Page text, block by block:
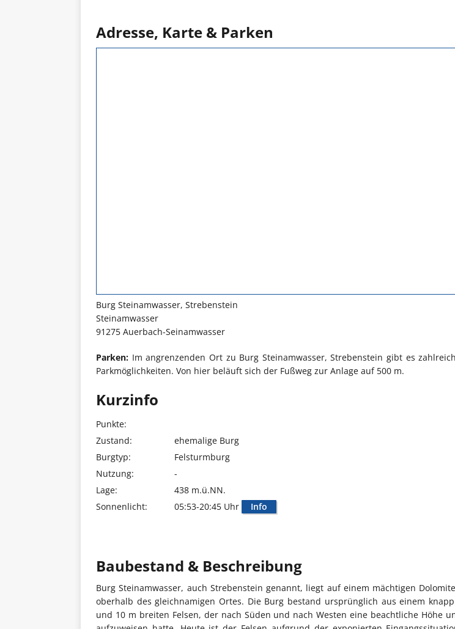
Adresse, Karte & Parken
Burg Steinamwasser, Strebenstein
Steinamwasser
91275 Auerbach-Seinamwasser
Parken: Im angrenzenden Ort zu Burg Steinamwasser, Strebenstein gibt es
Parkmöglichkeiten. Von hier beläuft sich der Fußweg zur Anlage auf 500 m.
Kurzinfo
Punkte:
Zustand:
ehemalige Burg
Burgtyp:
Felsturmburg
Nutzung:
-
Lage:
438 m.ü.NN.
Sonnenlicht:
05:53-20:45 Uhr Info
Baubestand & Beschreibung
Burg Steinamwasser, auch Strebenstein genannt, liegt auf einem mächtigen
oberhalb des gleichnamigen Ortes. Die Burg bestand ursprünglich aus einem
und 10 m breiten Felsen, der nach Süden und nach Westen eine beachtliche Höhe